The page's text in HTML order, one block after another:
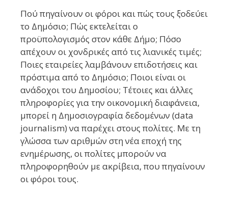
Πού πηγαίνουν οι φόροι και πώς τους ξοδεύει
το Δημόσιο; Πώς εκτελείται ο
προϋπολογισμός στον κάθε Δήμο; Πόσο
απέχουν οι χονδρικές από τις λιανικές τιμές;
Ποιες εταιρείες λαμβάνουν επιδοτήσεις και
πρόστιμα από το Δημόσιο; Ποιοι είναι οι
ανάδοχοι του Δημοσίου; Τέτοιες και άλλες
πληροφορίες για την οικονομική διαφάνεια,
μπορεί η Δημοσιογραφία δεδομένων (data
journalism) να παρέχει στους πολίτες. Με τη
γλώσσα των αριθμών στη νέα εποχή της
ενημέρωσης, οι πολίτες μπορούν να
πληροφορηθούν με ακρίβεια, που πηγαίνουν
οι φόροι τους.